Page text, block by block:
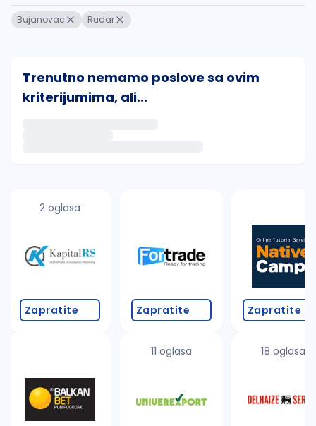
Bujanovac Rudar
Trenutno nemamo poslove sa ovim
kriterijumima, ali...
proverite pravopisne greške (koristite č, ć, š, đ,
promenite odabrane filtere pretrage
2 oglasa
Zapratite Zapratite
11 oglasa
Zapratite
18 oglasa